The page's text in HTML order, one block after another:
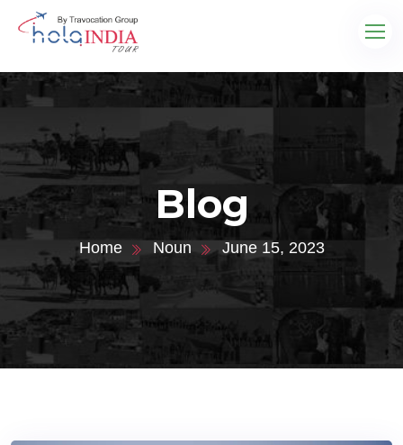
Blog
Home Noun June 15, 2023